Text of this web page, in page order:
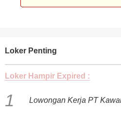
Loker Penting
Loker Hampir Expired :
Lowongan Kerja PT